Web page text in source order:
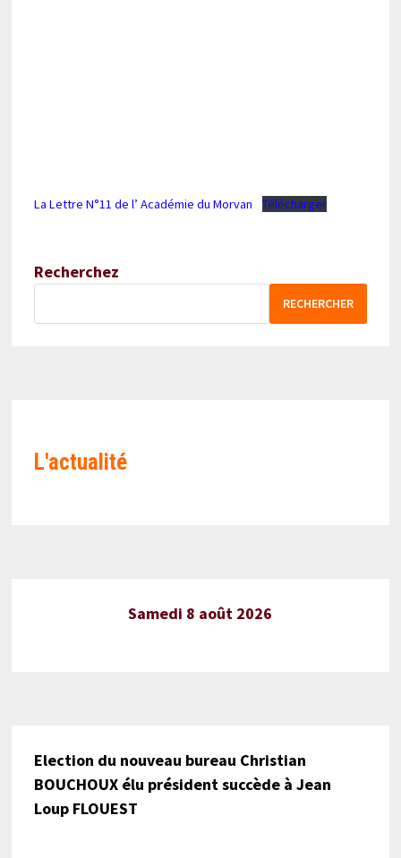
La Lettre N°11 de l’ Académie du Morvan Télécharger
Recherchez
RECHERCHER
L'actualité
Samedi 8 août 2026
Election du nouveau bureau Christian
BOUCHOUX élu président succède à Jean
Loup FLOUEST